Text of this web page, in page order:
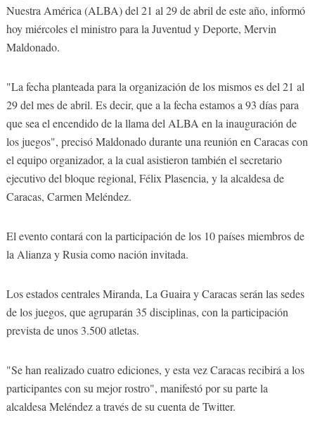
Nuestra América (ALBA) del 21 al 29 de abril de este año, informó
hoy miércoles el ministro para la Juventud y Deporte, Mervin
Maldonado.
"La fecha planteada para la organización de los mismos es del 21 al
29 del mes de abril. Es decir, que a la fecha estamos a 93 días para
que sea el encendido de la llama del ALBA en la inauguración de
los juegos", precisó Maldonado durante una reunión en Caracas con
el equipo organizador, a la cual asistieron también el secretario
ejecutivo del bloque regional, Félix Plasencia, y la alcaldesa de
Caracas, Carmen Meléndez.
El evento contará con la participación de los 10 países miembros de
la Alianza y Rusia como nación invitada.
Los estados centrales Miranda, La Guaira y Caracas serán las sedes
de los juegos, que agruparán 35 disciplinas, con la participación
prevista de unos 3.500 atletas.
"Se han realizado cuatro ediciones, y esta vez Caracas recibirá a los
participantes con su mejor rostro", manifestó por su parte la
alcaldesa Meléndez a través de su cuenta de Twitter.